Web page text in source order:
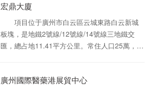
玻璃專業供應商,產品得到全球**汽車制造企業
及主要汽車廠商的認證和選用，并被各大汽車
制造企業評為“全球優秀供應商”。鄭州福耀玻璃
有限公司作為福耀集團旗下的全資子公司,廠面
宏鼎大廈
項目位于廣州市白云區云城東路白云新城
板塊，是地鐵2號線/12號線/14號線三地鐵交
匯，總占地11.41平方公里。常住人口25萬，內
皮具/化妝品/汽配/農產品/服裝/裝飾材料，116
廣州國際醫藥港展貿中心